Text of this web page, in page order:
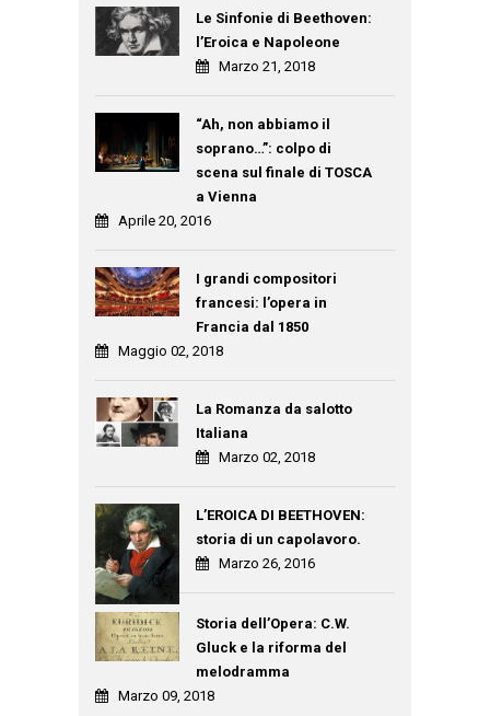
Le Sinfonie di Beethoven:
l’Eroica e Napoleone
Marzo 21, 2018
“Ah, non abbiamo il
soprano…”: colpo di
scena sul finale di TOSCA
a Vienna
Aprile 20, 2016
I grandi compositori
francesi: l’opera in
Francia dal 1850
Maggio 02, 2018
La Romanza da salotto
Italiana
Marzo 02, 2018
L’EROICA DI BEETHOVEN:
storia di un capolavoro.
Marzo 26, 2016
Storia dell’Opera: C.W.
Gluck e la riforma del
melodramma
Marzo 09, 2018